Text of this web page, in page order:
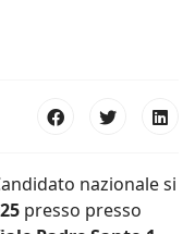
nazionale si